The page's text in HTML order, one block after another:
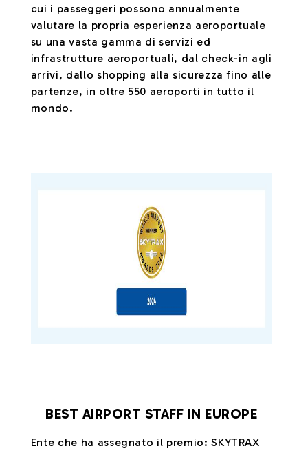
cui i passeggeri possono annualmente
valutare la propria esperienza aeroportuale
su una vasta gamma di servizi ed
infrastrutture aeroportuali, dal check-in agli
arrivi, dallo shopping alla sicurezza fino alle
partenze, in oltre 550 aeroporti in tutto il
mondo.
BEST AIRPORT STAFF IN EUROPE
Ente che ha assegnato il premio: SKYTRAX